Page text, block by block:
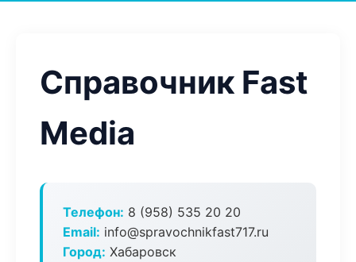
Справочник Fast
Media
Телефон: 8 (958) 535 20 20
Email: info@spravochnikfast717.ru
Город: Хабаровск